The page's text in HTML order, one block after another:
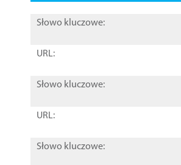
Słowo kluczowe:
URL:
Słowo kluczowe:
URL:
Słowo kluczowe: